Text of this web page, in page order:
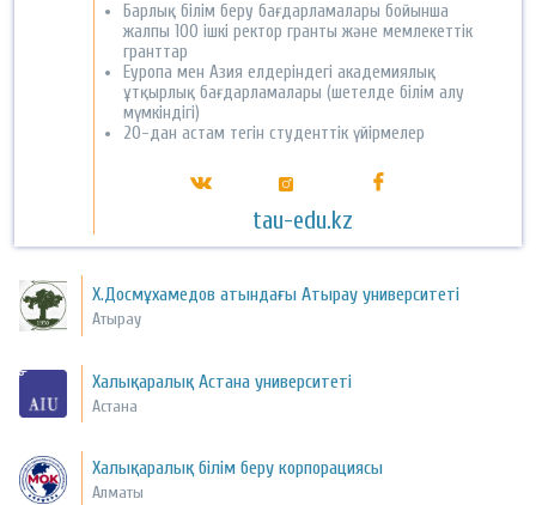
Барлық білім беру бағдарламалары бойынша
жалпы 100 ішкі ректор гранты және мемлекеттік
гранттар
Еуропа мен Азия елдеріндегі академиялық
ұтқырлық бағдарламалары (шетелде білім алу
мүмкіндігі)
20-дан астам тегін студенттік үйірмелер
tau-edu.kz
Х.Досмұхамедов атындағы Атырау университеті
Атырау
Халықаралық Астана университеті
Астана
Халықаралық білім беру корпорациясы
Алматы